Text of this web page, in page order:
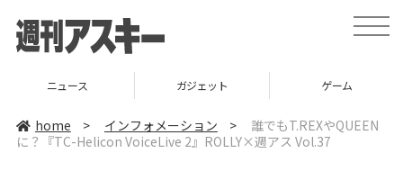
t
o
v
ニュース ガジェット ゲーム
home > インフォメーション >
誰でもT.REXやQUEEN
に？『TC-Helicon VoiceLive 2』ROLLY×週アス Vol.37